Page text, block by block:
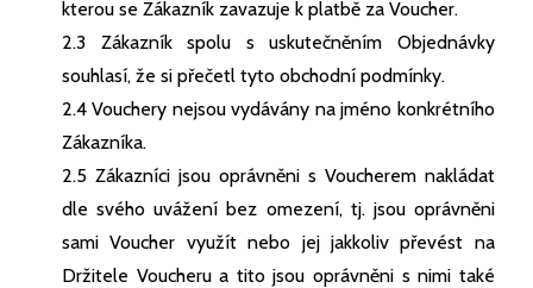
kterou se Zákazník zavazuje k platbě za Voucher.
2.3 Zákazník spolu s uskutečněním Objednávky
souhlasí, že si přečetl tyto obchodní podmínky.
2.4 Vouchery nejsou vydávány na jméno konkrétního
Zákazníka.
2.5 Zákazníci jsou oprávněni s Voucherem nakládat
dle svého uvážení bez omezení, tj. jsou oprávněni
sami Voucher využít nebo jej jakkoliv převést na
Držitele Voucheru a tito jsou oprávněni s nimi také